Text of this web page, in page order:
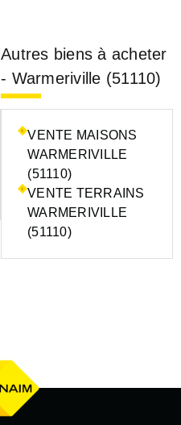
Autres biens à acheter
- Warmeriville (51110)
VENTE MAISONS
WARMERIVILLE
(51110)
VENTE TERRAINS
WARMERIVILLE
(51110)